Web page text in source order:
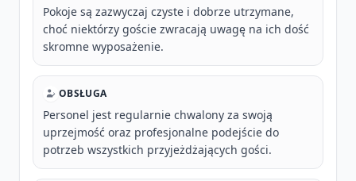
Pokoje są zazwyczaj czyste i dobrze utrzymane,
choć niektórzy goście zwracają uwagę na ich dość
skromne wyposażenie.
OBSŁUGA
Personel jest regularnie chwalony za swoją
uprzejmość oraz profesjonalne podejście do
potrzeb wszystkich przyjeżdżających gości.